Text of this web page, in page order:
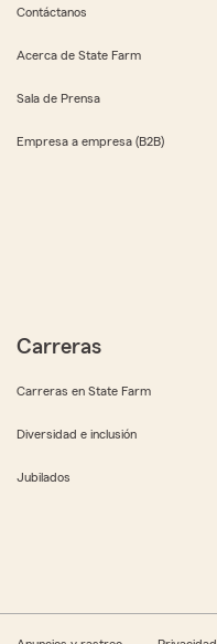
Contáctanos
Acerca de State Farm
Sala de Prensa
Empresa a empresa (B2B)
Carreras
Carreras en State Farm
Diversidad e inclusión
Jubilados